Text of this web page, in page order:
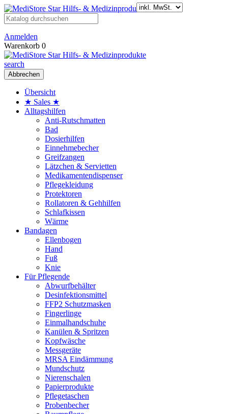
Anmelden
Warenkorb 0
search
Abbrechen
Übersicht
★ Sales ★
Alltagshilfen
Anti-Rutschmatten
Bad
Dosierhilfen
Einnehmebecher
Greifzangen
Lätzchen & Servietten
Medikamentendispenser
Pflegekleidung
Protektoren
Rollatoren & Gehhilfen
Schlafkissen
Wärme
Bandagen
Ellenbogen
Hand
Fuß
Knie
Für Pflegende
Abwurfbehälter
Desinfektionsmittel
FFP2 Schutzmasken
Fingerlinge
Einmalhandschuhe
Kanülen & Spritzen
Kopfwäsche
Messgeräte
MRSA Eindämmung
Mundschutz
Nierenschalen
Papierprodukte
Pflegetaschen
Probenbecher